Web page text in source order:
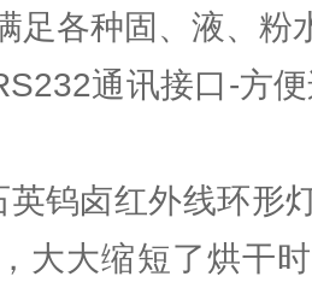
足各种固、液、粉
通讯接口-方
英钨卤红外线环形
大大缩短了烘干